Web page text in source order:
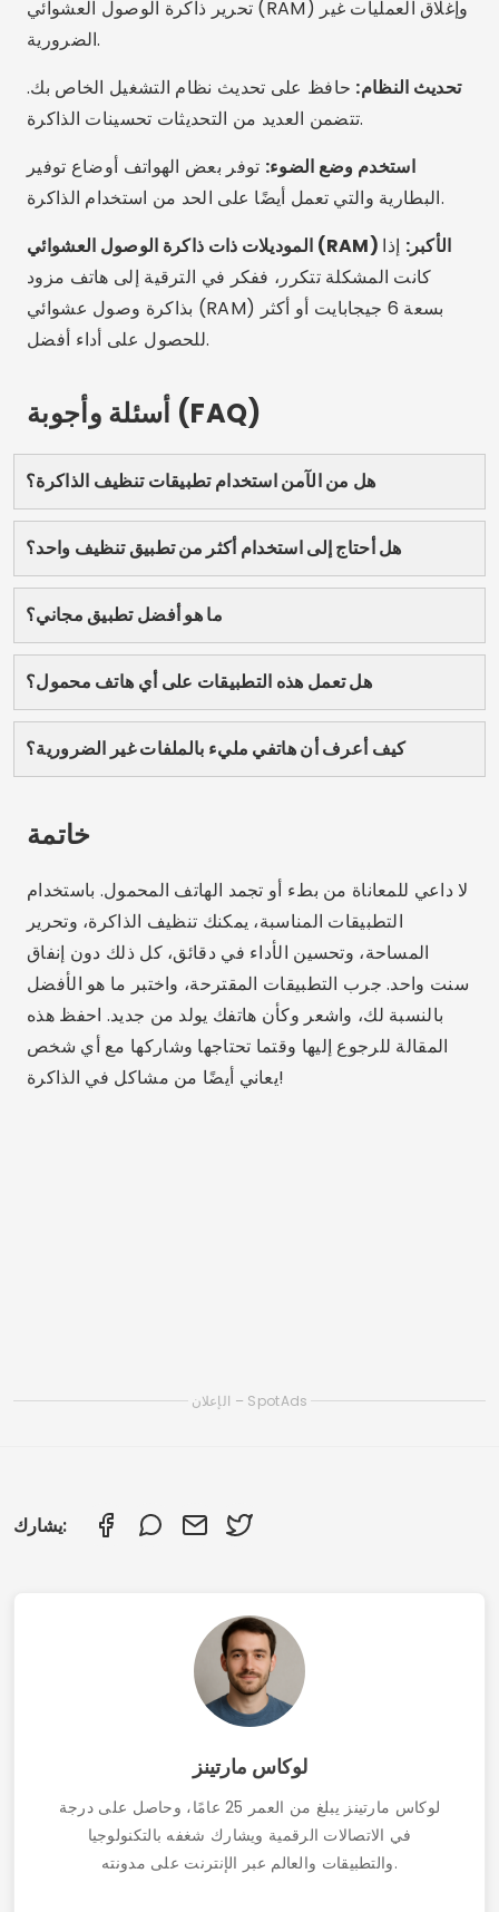
لا داعي للمعاناة من بطء أو تجمد الهاتف المحمول. باستخدام
التطبيقات المناسبة، يمكنك تنظيف الذاكرة، وتحرير
المساحة، وتحسين الأداء في دقائق، كل ذلك دون إنفاق
بالنسبة لك، واشعر وكأن هاتفك يولد من جديد. احفظ هذه
المقالة للرجوع إليها وقتما تحتاجها وشاركها مع أي شخص
يعاني أيضًا من مشاكل في الذاكرة!
الإعلان – SpotAds
يشارك:
لوكاس مارتينز
لوكاس مارتينز يبلغ من العمر 25 عامًا، وحاصل على درجة
في الاتصالات الرقمية ويشارك شغفه بالتكنولوجيا
والتطبيقات والعالم عبر الإنترنت على مدونته.
مقالات ذات صلة
كيفية الحصول على واي فاي مجاني باستخدام التطبيقات: